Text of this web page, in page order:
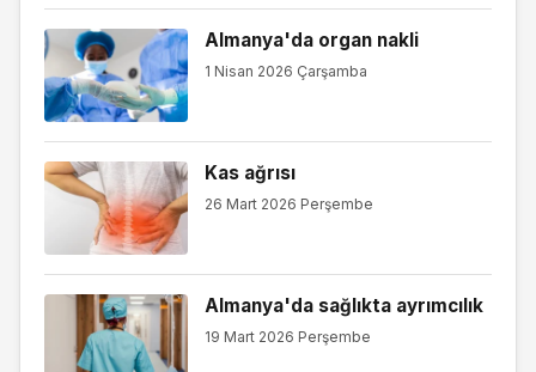
Almanya'da organ nakli
1 Nisan 2026 Çarşamba
Kas ağrısı
26 Mart 2026 Perşembe
Almanya'da sağlıkta ayrımcılık
19 Mart 2026 Perşembe